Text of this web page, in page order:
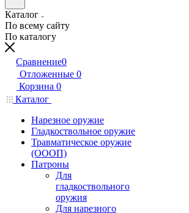
Каталог
По всему сайту
По каталогу
Сравнение0
Отложенные 0
Корзина 0
Каталог
Нарезное оружие
Гладкоствольное оружие
Травматическое оружие
(ОООП)
Патроны
Для
гладкоствольного
оружия
Для нарезного